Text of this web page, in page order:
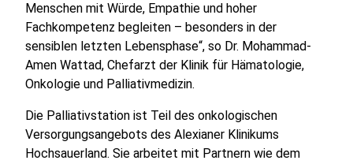
Menschen mit Würde, Empathie und hoher
Fachkompetenz begleiten – besonders in der
sensiblen letzten Lebensphase“, so Dr. Mohammad-
Amen Wattad, Chefarzt der Klinik für Hämatologie,
Onkologie und Palliativmedizin.
Die Palliativstation ist Teil des onkologischen
Versorgungsangebots des Alexianer Klinikums
Hochsauerland. Sie arbeitet mit Partnern wie dem